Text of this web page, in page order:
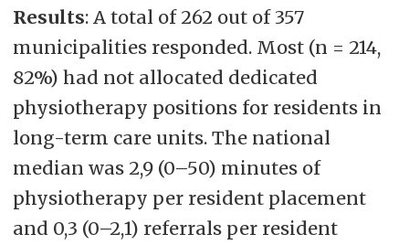
Results: A total of 262 out of 357
municipalities responded. Most (n = 214,
82%) had not allocated dedicated
physiotherapy positions for residents in
long-term care units. The national
median was 2,9 (0–50) minutes of
physiotherapy per resident placement
and 0,3 (0–2,1) referrals per resident